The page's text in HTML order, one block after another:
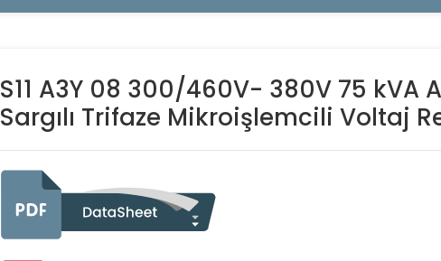
S11 A3Y 08 300/460V- 380V 75 kVA
Sargılı Trifaze Mikroişlemcili Voltaj